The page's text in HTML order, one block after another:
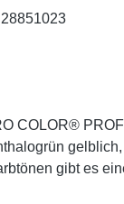
28851023
COLOR®
gibt es